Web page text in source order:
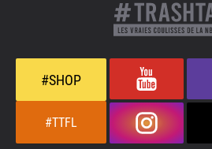
#SHOP
#TTFL